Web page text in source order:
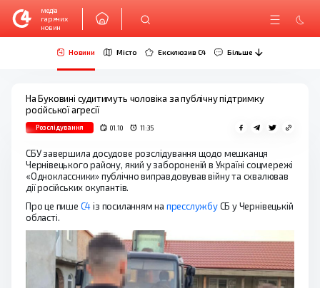
медіа
гарячих
новин
Новини Місто Ексклюзив C4 Більше
На Буковині судитимуть чоловіка за публічну підтримку
російської агресії
Розслідування 01.10 11:35
СБУ завершила досудове розслідування щодо мешканця
Чернівецького району, який у забороненій в Україні соцмережі
«Одноклассники» публічно виправдовував війну та схвалював
дії російських окупантів.
Про це пише C4із посиланням на пресслужбуСБ у Чернівецькій
області.